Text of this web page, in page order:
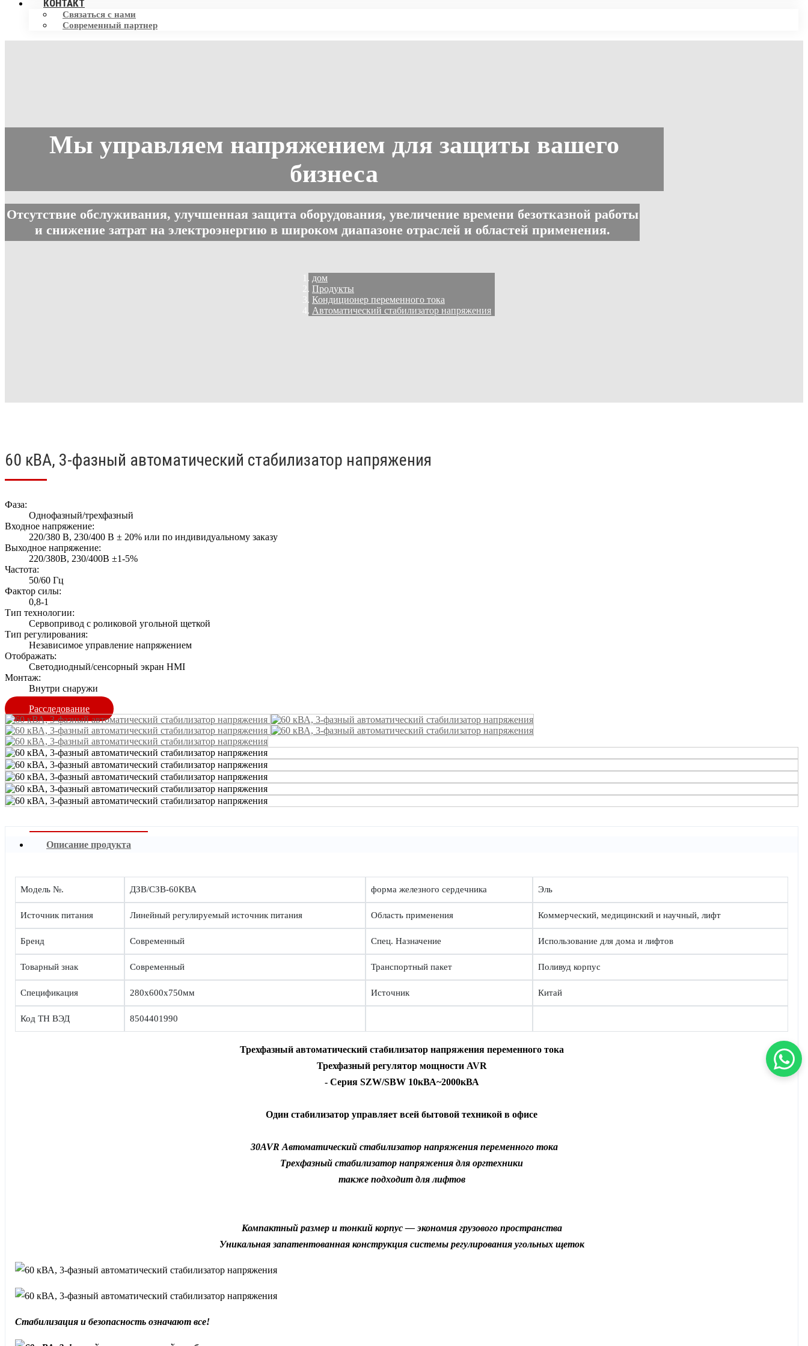
КОНТАКТ
Связаться с нами
Современный партнер
Мы управляем напряжением для защиты вашего
бизнеса
Отсутствие обслуживания, улучшенная защита оборудования, увеличение времени безотказной работы
и снижение затрат на электроэнергию в широком диапазоне отраслей и областей применения.
дом
Продукты
Кондиционер переменного тока
Автоматический стабилизатор напряжения
60 кВА, 3-фазный автоматический стабилизатор напряжения
Фаза:
Однофазный/трехфазный
Входное напряжение:
220/380 В, 230/400 В ± 20% или по индивидуальному заказу
Выходное напряжение:
220/380В, 230/400В ±1-5%
Частота:
50/60 Гц
Фактор силы:
0,8-1
Тип технологии:
Сервопривод с роликовой угольной щеткой
Тип регулирования:
Независимое управление напряжением
Отображать:
Светодиодный/сенсорный экран HMI
Монтаж:
Внутри снаружи
Расследование
Описание продукта
Модель №. ДЗВ/СЗВ-60КВА форма железного сердечника Эль
Источник питания Линейный регулируемый источник питания Область применения Коммерческий, медицинский и научный, лифт
Бренд Современный Спец. Назначение Использование для дома и лифтов
Товарный знак Современный Транспортный пакет Поливуд корпус
Спецификация 280x600x750мм Источник Китай
Код ТН ВЭД 8504401990
Трехфазный автоматический стабилизатор напряжения переменного тока
Трехфазный регулятор мощности AVR
- Серия SZW/SBW 10кВА~2000кВА
Один стабилизатор управляет всей бытовой техникой в офисе
30AVR Автоматический стабилизатор напряжения переменного тока
Трехфазный стабилизатор напряжения для оргтехники
также подходит для лифтов
Компактный размер и тонкий корпус — экономия грузового пространства
Уникальная запатентованная конструкция системы регулирования угольных щеток
Стабилизация и безопасность означают все!